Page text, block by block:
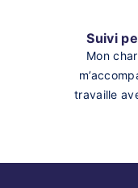
Suivi
Mon
travaille